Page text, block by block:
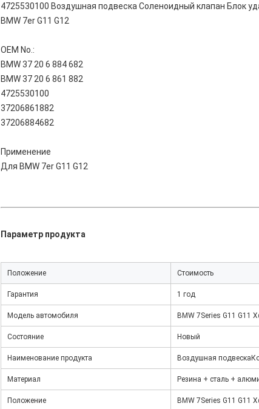
4725530100 Воздушная подвеска Соленоидный клапан Блок
BMW 7er G11 G12
OEM No.:
BMW 37 20 6 884 682
BMW 37 20 6 861 882
4725530100
37206861882
37206884682
Применение
Для BMW 7er G11 G12
Параметр продукта
Положение Стоимость
Гарантия 1 год
Модель автомобиля BMW 7Series G11 G11
Состояние Новый
Наименование продукта Воздушная подвеска
Материал Резина + сталь +
Положение BMW 7Series G11 G11